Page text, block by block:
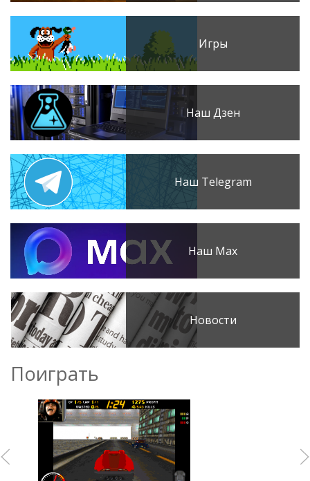
Игры
Наш Дзен
Наш Telegram
Наш Max
Новости
Поиграть